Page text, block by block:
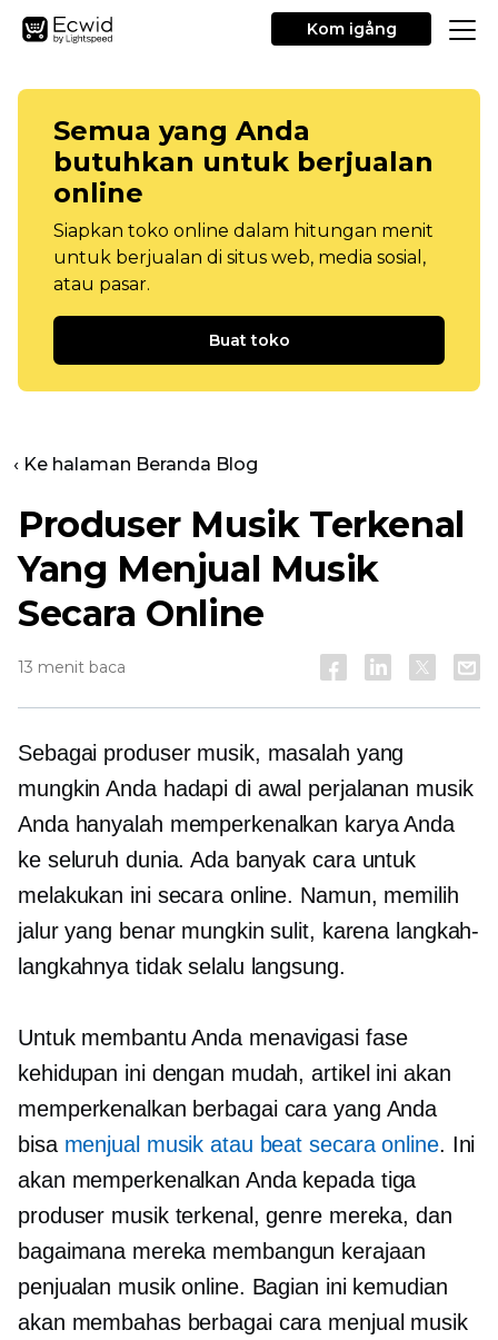
Kom igång
Semua yang Anda
butuhkan untuk berjualan
online
Siapkan toko online dalam hitungan menit
untuk berjualan di situs web, media sosial,
atau pasar.
Buat toko
‹ Ke halaman Beranda Blog
Produser Musik Terkenal
Yang Menjual Musik
Secara Online
13 menit baca
Sebagai produser musik, masalah yang
mungkin Anda hadapi di awal perjalanan musik
Anda hanyalah memperkenalkan karya Anda
ke seluruh dunia. Ada banyak cara untuk
melakukan ini secara online. Namun, memilih
jalur yang benar mungkin sulit, karena langkah-
langkahnya tidak selalu langsung.
Untuk membantu Anda menavigasi fase
kehidupan ini dengan mudah, artikel ini akan
memperkenalkan berbagai cara yang Anda
bisa menjual musik atau beat secara online. Ini
akan memperkenalkan Anda kepada tiga
produser musik terkenal, genre mereka, dan
bagaimana mereka membangun kerajaan
penjualan musik online. Bagian ini kemudian
akan membahas berbagai cara menjual musik